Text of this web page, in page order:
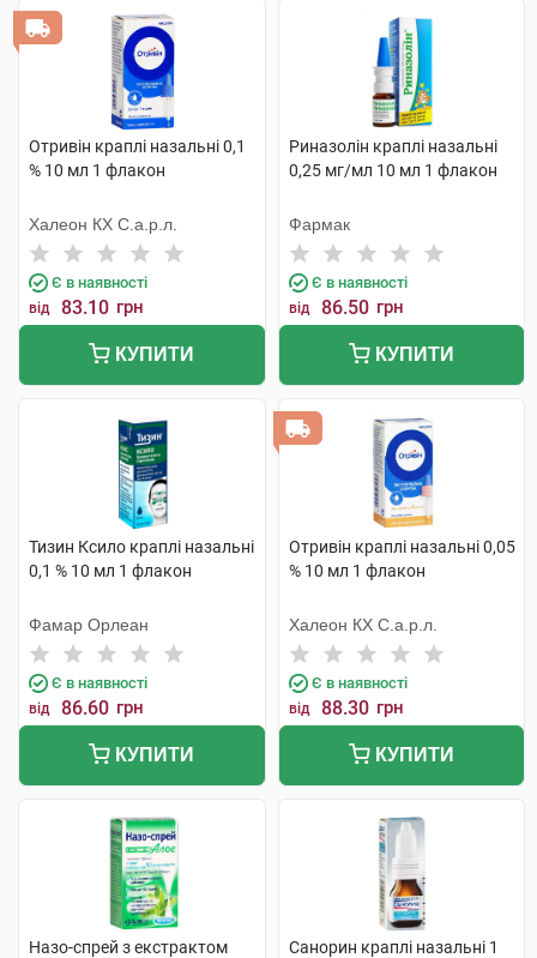
Отривін краплі назальні 0,1
% 10 мл 1 флакон
Халеон КХ С.а.р.л.
Є в наявності
від 83.10 грн
КУПИТИ
Риназолін краплі назальні
0,25 мг/мл 10 мл 1 флакон
Фармак
Є в наявності
від 86.50 грн
КУПИТИ
Тизин Ксило краплі назальні
0,1 % 10 мл 1 флакон
Фамар Орлеан
Є в наявності
від 86.60 грн
КУПИТИ
Отривін краплі назальні 0,05
% 10 мл 1 флакон
Халеон КХ С.а.р.л.
Є в наявності
від 88.30 грн
КУПИТИ
Назо-спрей з екстрактом
Санорин краплі назальні 1